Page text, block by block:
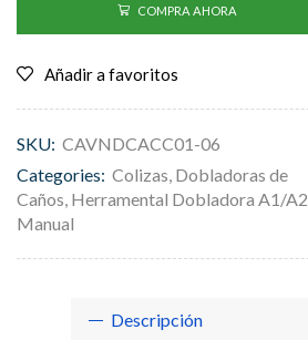
COMPRA AHORA
Añadir a favoritos
SKU: CAVNDCACC01-06
Categories: Colizas, Dobladoras de
Caños, Herramental Dobladora A1/A2
Manual
Descripción